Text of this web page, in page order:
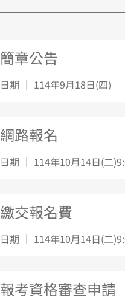
簡章公告
日期 ｜ 114年9月18日(四)
網路報名
日期 ｜ 114年10月14日(二
繳交報名費
日期 ｜ 114年10月14日(二
報考資格審查申請